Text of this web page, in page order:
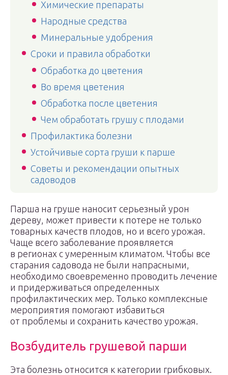
Химические препараты
Народные средства
Минеральные удобрения
Сроки и правила обработки
Обработка до цветения
Во время цветения
Обработка после цветения
Чем обработать грушу с плодами
Профилактика болезни
Устойчивые сорта груши к парше
Советы и рекомендации опытных
садоводов
Парша на груше наносит серьезный урон
дереву, может привести к потере не только
товарных качеств плодов, но и всего урожая.
Чаще всего заболевание проявляется
в регионах с умеренным климатом. Чтобы все
старания садовода не были напрасными,
необходимо своевременно проводить лечение
и придерживаться определенных
профилактических мер. Только комплексные
мероприятия помогают избавиться
от проблемы и сохранить качество урожая.
Возбудитель грушевой парши
Эта болезнь относится к категории грибковых.